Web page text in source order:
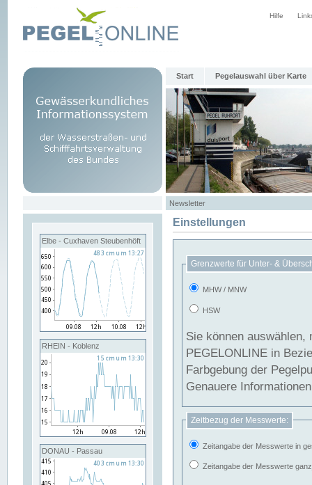
Hilfe
Start Pegelauswahl über Karte
Newsletter
Elbe - Cuxhaven Steubenhöft
RHEIN - Koblenz
DONAU - Passau
Einstellungen
Grenzwerte für Unter- &
MHW / MNW
HSW
Sie können
PEGELONLINE in Beziehung
Farbgebung der
Genauere
Zeitbezug der Messwerte:
Zeitangabe der Messwerte in
Zeitangabe der Messwerte